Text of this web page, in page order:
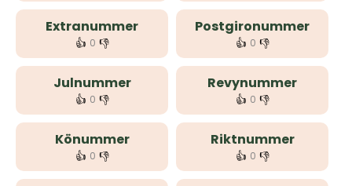
Extranummer
👍 0 👎
Postgironummer
👍 0 👎
Julnummer
👍 0 👎
Revynummer
👍 0 👎
Könummer
👍 0 👎
Riktnummer
👍 0 👎